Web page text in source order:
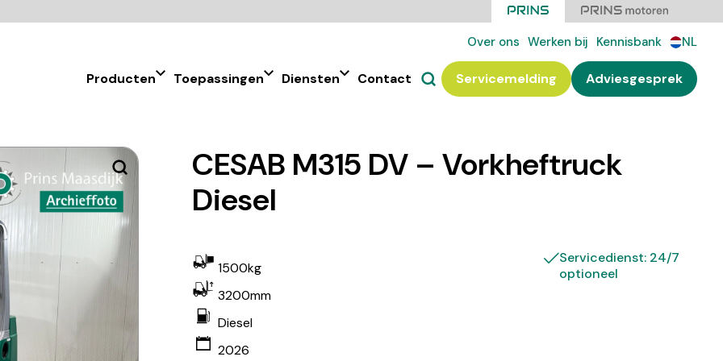
Over ons Werken bij Kennisbank NL
Producten Toepassingen Diensten Contact Servicemelding Adviesgesprek
CESAB M315 DV – Vorkheftruck
Diesel
1500kg
3200mm
Diesel
2026
Servicedienst: 24/7
optioneel